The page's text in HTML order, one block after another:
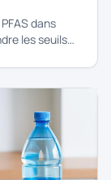
dans
les seuils